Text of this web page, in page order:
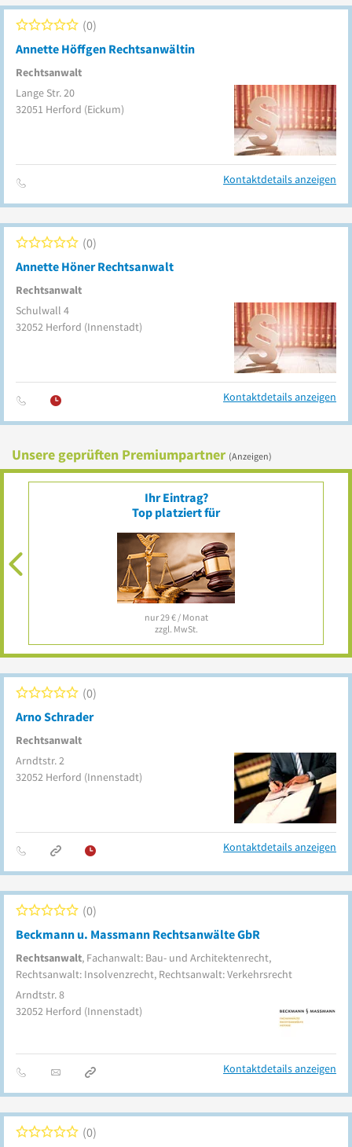
Annette Höffgen Rechtsanwältin
Rechtsanwalt
0
Lange Str. 20
32051 Herford (Eickum)
Kontaktdetails anzeigen
Annette Höner Rechtsanwalt
Rechtsanwalt
0
Schulwall 4
32052 Herford (Innenstadt)
Kontaktdetails anzeigen
Unsere geprüften Premiumpartner (Anzeigen)
Ihr Eintrag?
Top platziert für
nur 29 € / Monat
zzgl. MwSt.
Arno Schrader
Rechtsanwalt
0
Arndtstr. 2
32052 Herford (Innenstadt)
Kontaktdetails anzeigen
Beckmann u. Massmann Rechtsanwälte GbR
Rechtsanwalt, Fachanwalt: Bau- und Architektenrecht,
Rechtsanwalt: Insolvenzrecht, Rechtsanwalt: Verkehrsrecht
0
Arndtstr. 8
32052 Herford (Innenstadt)
Kontaktdetails anzeigen
0